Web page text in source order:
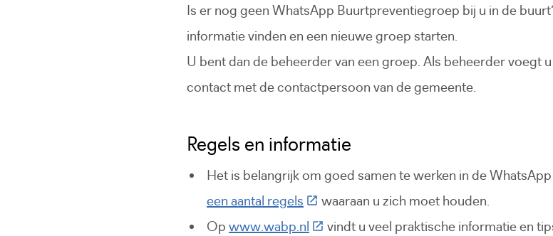
Is er nog geen WhatsApp Buurtpreventiegroep bij u in de
informatie vinden en een nieuwe groep starten.
U bent dan de beheerder van een groep. Als beheerder voegt
contact met de contactpersoon van de gemeente.
Regels en informatie
Het is belangrijk om goed samen te werken in de
een aantal regels (Deze link gaat naar een externe website)
waaraan u zich moet houden.
Op www.wabp.nl (Deze link gaat naar een externe website)
vindt u veel praktische informatie en